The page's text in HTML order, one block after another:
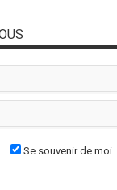
Se souvenir de moi